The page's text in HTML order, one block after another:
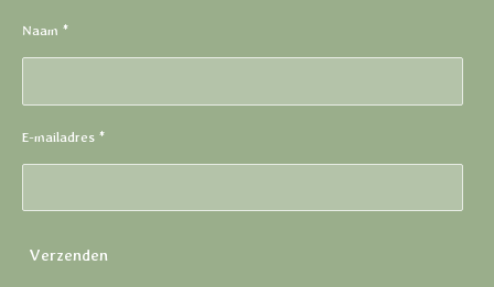
Naam *
E-mailadres *
Verzenden